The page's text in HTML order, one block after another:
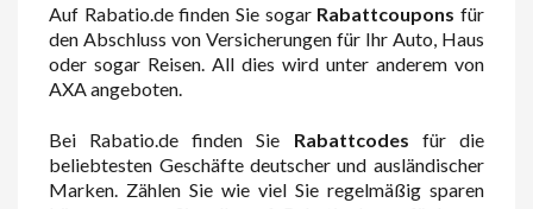
Auf Rabatio.de finden Sie sogar Rabattcoupons für
den Abschluss von Versicherungen für Ihr Auto, Haus
oder sogar Reisen. All dies wird unter anderem von
AXA angeboten.
Bei Rabatio.de finden Sie Rabattcodes für die
beliebtesten Geschäfte deutscher und ausländischer
Marken. Zählen Sie wie viel Sie regelmäßig sparen